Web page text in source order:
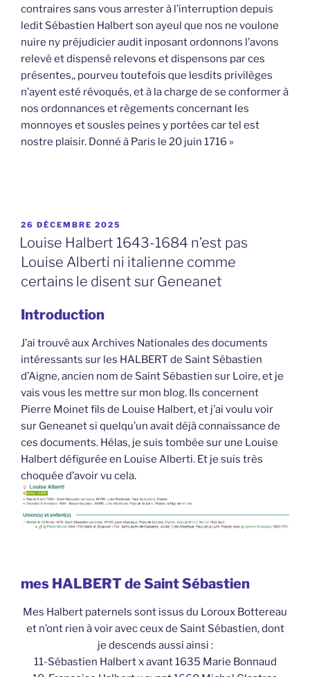
contraires sans vous arrester à l’interruption depuis
ledit Sébastien Halbert son ayeul que nos ne voulone
nuire ny préjudicier audit inposant ordonnons l’avons
relevé et dispensé relevons et dispensons par ces
présentes,, pourveu toutefois que lesdits privilèges
n’ayent esté révoqués, et à la charge de se conformer à
nos ordonnances et règements concernant les
monnoyes et sousles peines y portées car tel est
nostre plaisir. Donné à Paris le 20 juin 1716 »
PUBLIÉ
LE
26 DÉCEMBRE 2025
Louise Halbert 1643-1684 n’est pas
Louise Alberti ni italienne comme
certains le disent sur Geneanet
Introduction
J’ai trouvé aux Archives Nationales des documents
intéressants sur les HALBERT de Saint Sébastien
d’Aigne, ancien nom de Saint Sébastien sur Loire, et je
vais vous les mettre sur mon blog. Ils concernent
Pierre Moinet fils de Louise Halbert, et j’ai voulu voir
sur Geneanet si quelqu’un avait déjà connaissance de
ces documents. Hélas, je suis tombée sur une Louise
Halbert défigurée en Louise Alberti. Et je suis très
choquée d’avoir vu cela.
mes HALBERT de Saint Sébastien
Mes Halbert paternels sont issus du Loroux Bottereau
et n’ont rien à voir avec ceux de Saint Sébastien, dont
je descends aussi ainsi :
11-Sébastien Halbert x avant 1635 Marie Bonnaud